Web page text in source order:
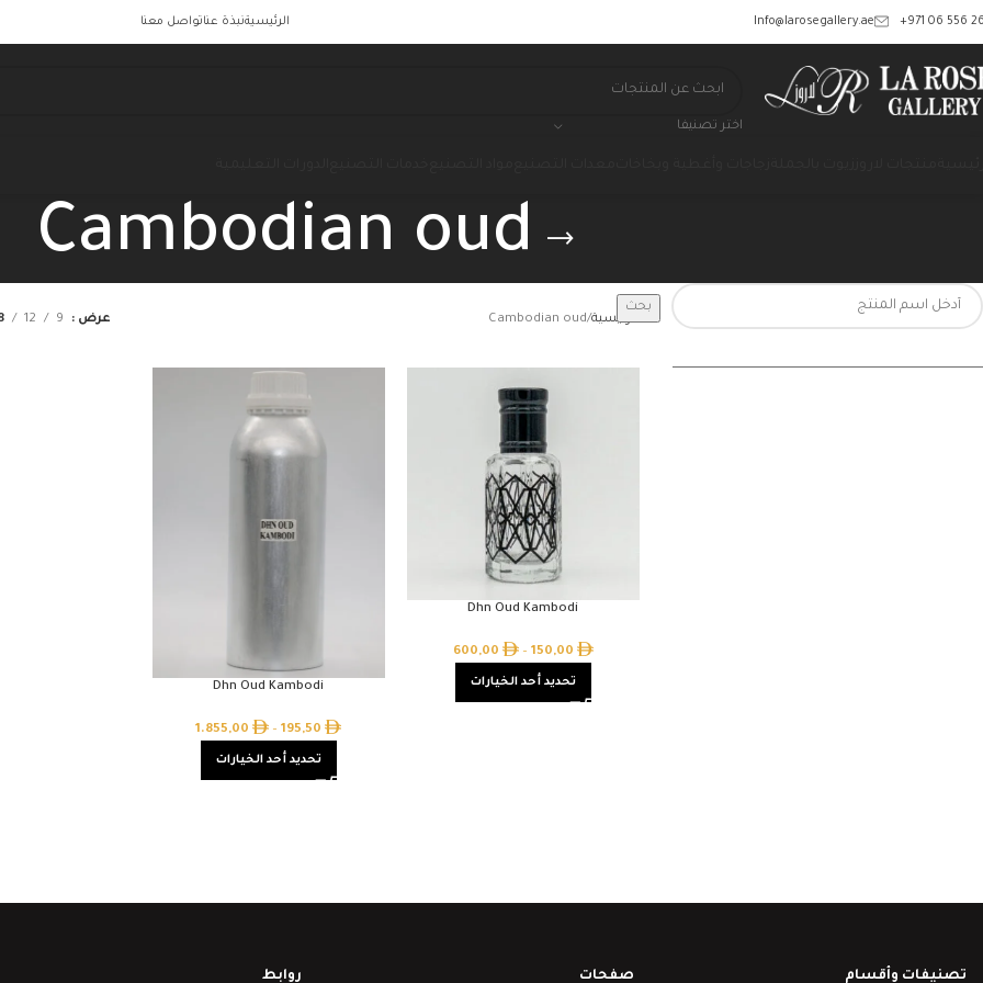
‎+971 06 556
Info@larosegallery.ae الرئيسيةنبذة عناتواصل معنا
اختر تصنيفا
Cambodian oud
بحث
الرئيسية Cambodian oud عرض 9
12
Dhn Oud Kambodi
150,00
–
600,00
تحديد أحد الخيارات Dhn Oud Kambodi
195,50
–
1.855,00
تحديد أحد الخيارات
تصنيفات وأقسام صفحات روابط